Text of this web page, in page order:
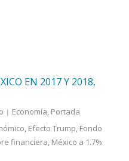
EN 2017 Y 2018,
Economía, Portada
, Efecto Trump, Fondo
financiera, México a 1.7%